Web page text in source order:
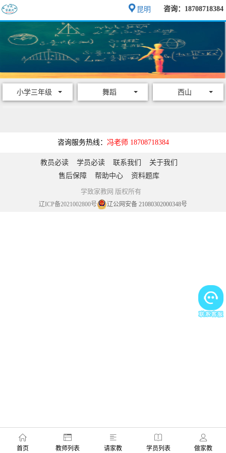
咨询：18708718384
昆明
小学三年级 舞蹈 西山
咨询服务热线： 冯老师 18708718384
教员必读 学员必读 联系我们
关于我们
售后保障
帮助中心 资料题库
学致家教网 版权所有
辽ICP备2021002800号 辽公网安备 21080302000348号
首页 教师列表 请家教 学员列表 做家教